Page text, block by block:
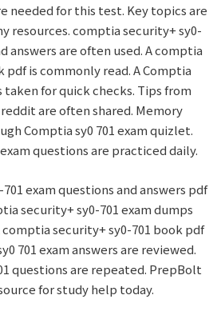
needed for this test. Key topics are
resources. comptia security+ sy0-
answers are often used. A comptia
pdf is commonly read. A Comptia
taken for quick checks. Tips from
are often shared. Memory
Comptia sy0 701 exam quizlet.
questions are practiced daily.
exam questions and answers pdf
security+ sy0-701 exam dumps
security+ sy0-701 book pdf
701 exam answers are reviewed.
questions are repeated. PrepBolt
for study help today.